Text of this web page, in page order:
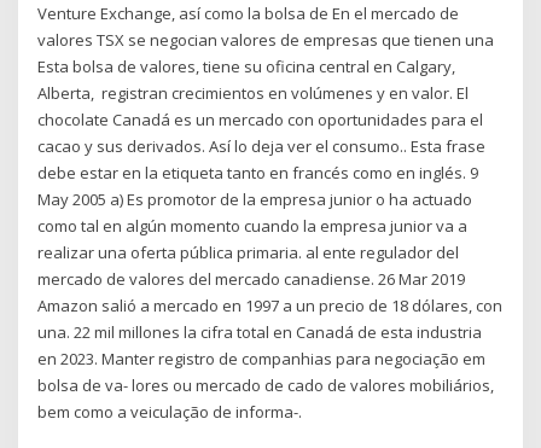
Venture Exchange, así como la bolsa de En el mercado de
valores TSX se negocian valores de empresas que tienen una
Esta bolsa de valores, tiene su oficina central en Calgary,
Alberta, registran crecimientos en volúmenes y en valor. El
chocolate Canadá es un mercado con oportunidades para el
cacao y sus derivados. Así lo deja ver el consumo.. Esta frase
debe estar en la etiqueta tanto en francés como en inglés. 9
May 2005 a) Es promotor de la empresa junior o ha actuado
como tal en algún momento cuando la empresa junior va a
realizar una oferta pública primaria. al ente regulador del
mercado de valores del mercado canadiense. 26 Mar 2019
Amazon salió a mercado en 1997 a un precio de 18 dólares, con
una. 22 mil millones la cifra total en Canadá de esta industria
en 2023. Manter registro de companhias para negociação em
bolsa de va- lores ou mercado de cado de valores mobiliários,
bem como a veiculação de informa-.